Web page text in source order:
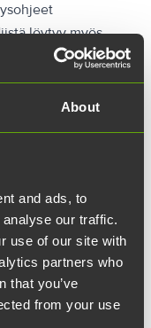
About
and ads, to
our traffic.
use of our site with
partners who
that you’ve
from your use
löytyy myös